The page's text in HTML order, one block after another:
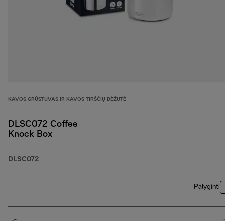
KAVOS GRŪSTUVAS IR KAVOS TIRŠČIŲ DĖŽUTĖ
DLSC072 Coffee
Knock Box
DLSC072
Palyginti